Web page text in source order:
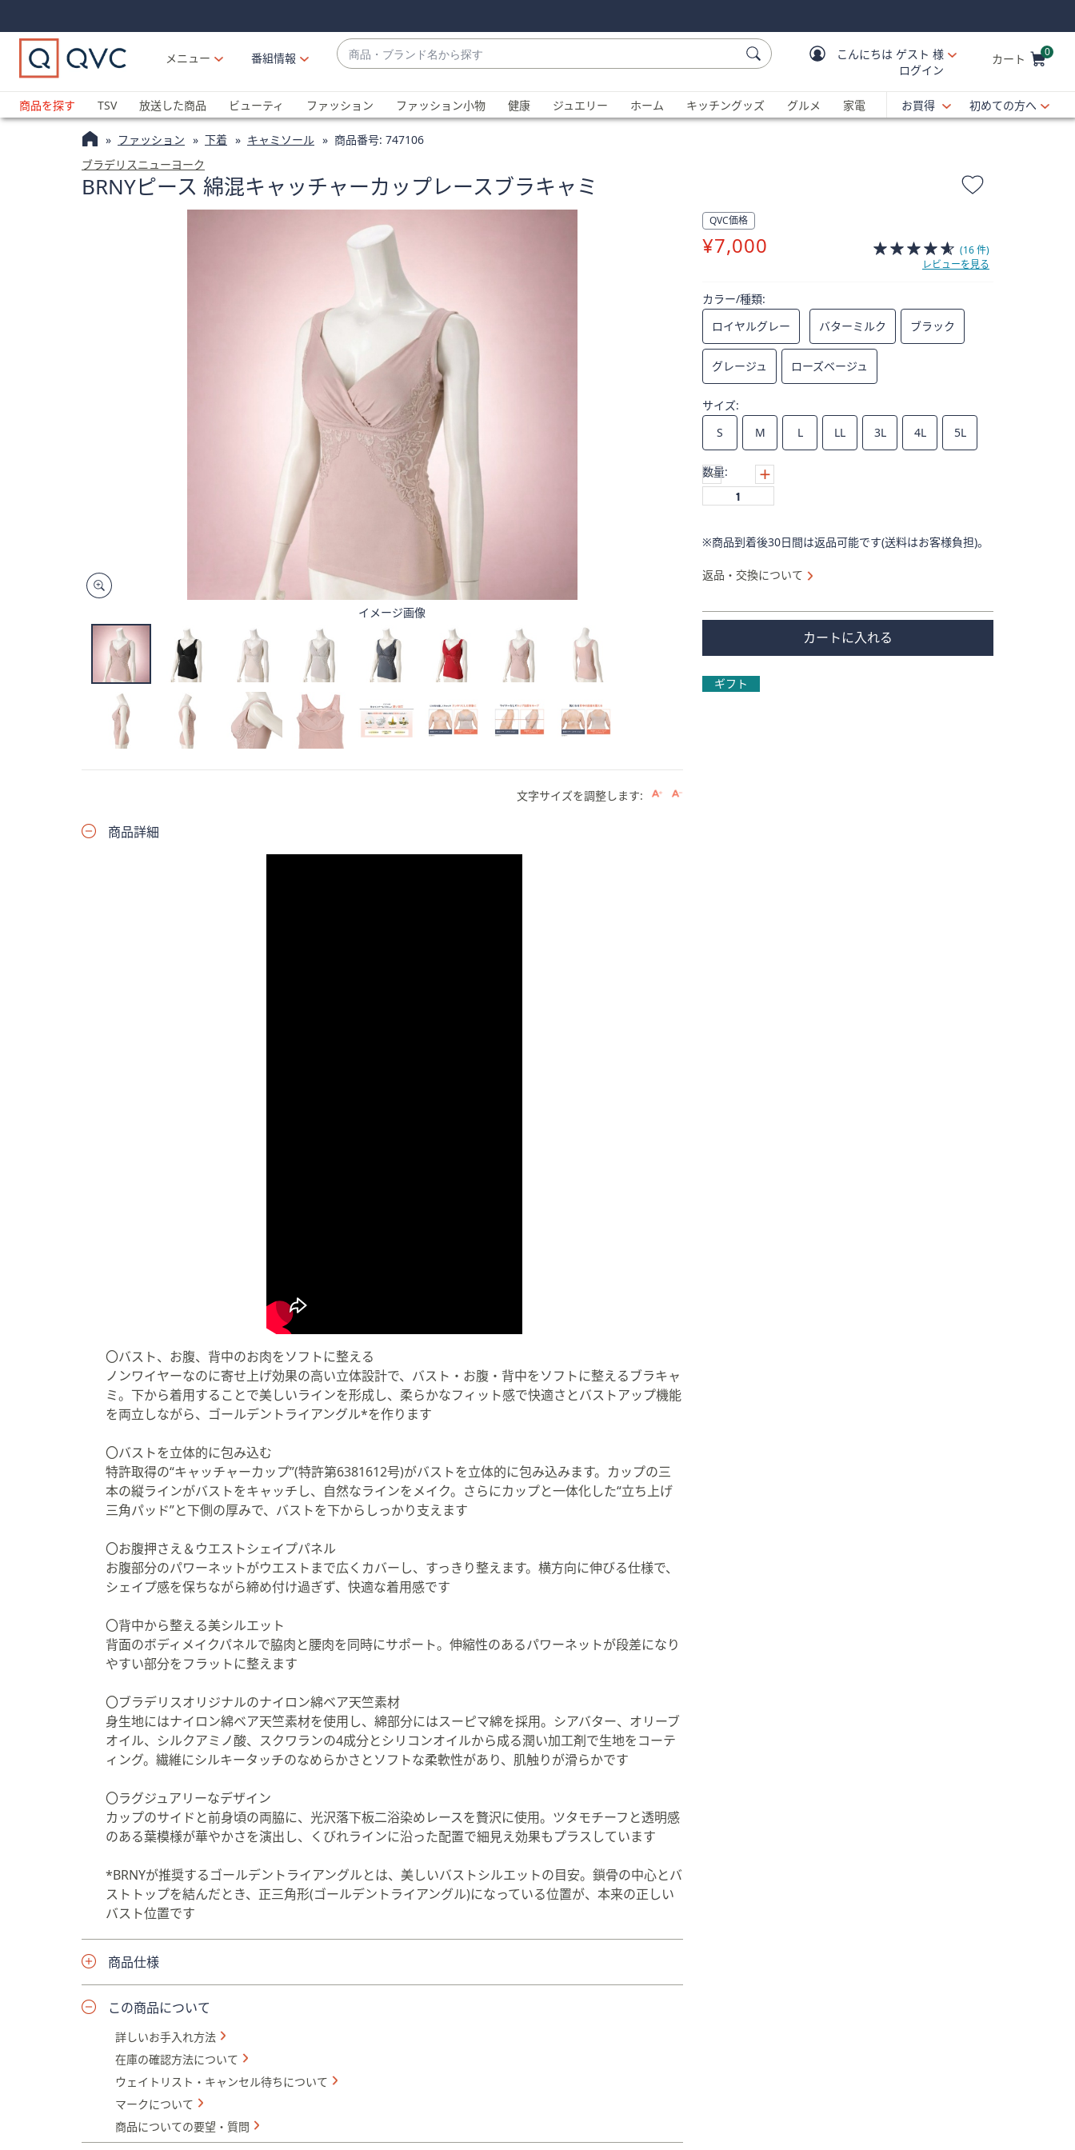
Links
Links2
メニュー
番組情報
商
品・
ラ
ン
ド
か
ら
す
補
が
利
能
な
合、
の
キ
ー
ま
た
は
タ
ス
で
ワ
イ
プ
し
て
こんにちは ゲスト 様
ログイン
カート 0
商品を探す
TSV 放送した商品 ビューティ ファッション ファッション小物 健康 ジュエリー ホーム キッチングッズ グルメ 家電 お買得 初めての方へ
ファッション 下着 キャミソール 商品番号: 747106
ブラデリスニューヨーク
BRNYピース 綿混キャッチャーカップレースブラキャミ
イメージ画像
QVC価格
削
¥7,000
(16 件)
レビューを見る
カラー/種類:
ロイヤルグレー
バターミルク ブラック
グレージュ ローズベージュ
サイズ:
S
M L LL 3L 4L 5L
数量:
※商品到着後30日間は返品可能です(送料はお客様負担)。
返品・交換について
カートに入れる
ギフト
文字サイズを調整します:
商品詳細
〇バスト、お腹、背中のお肉をソフトに整える
ノンワイヤーなのに寄せ上げ効果の高い立体設計で、バスト・お腹・背中をソフトに整えるブラキャ
ミ。下から着用することで美しいラインを形成し、柔らかなフィット感で快適さとバストアップ機能
を両立しながら、ゴールデントライアングル*を作ります
〇バストを立体的に包み込む
特許取得の“キャッチャーカップ”(特許第6381612号)がバストを立体的に包み込みます。カップの三
本の縦ラインがバストをキャッチし、自然なラインをメイク。さらにカップと一体化した“立ち上げ
三角パッド”と下側の厚みで、バストを下からしっかり支えます
〇お腹押さえ＆ウエストシェイプパネル
お腹部分のパワーネットがウエストまで広くカバーし、すっきり整えます。横方向に伸びる仕様で、
シェイプ感を保ちながら締め付け過ぎず、快適な着用感です
〇背中から整える美シルエット
背面のボディメイクパネルで脇肉と腰肉を同時にサポート。伸縮性のあるパワーネットが段差になり
やすい部分をフラットに整えます
〇ブラデリスオリジナルのナイロン綿ベア天竺素材
身生地にはナイロン綿ベア天竺素材を使用し、綿部分にはスーピマ綿を採用。シアバター、オリーブ
オイル、シルクアミノ酸、スクワランの4成分とシリコンオイルから成る潤い加工剤で生地をコーテ
ィング。繊維にシルキータッチのなめらかさとソフトな柔軟性があり、肌触りが滑らかです
〇ラグジュアリーなデザイン
カップのサイドと前身頃の両脇に、光沢落下板二浴染めレースを贅沢に使用。ツタモチーフと透明感
のある葉模様が華やかさを演出し、くびれラインに沿った配置で細見え効果もプラスしています
*BRNYが推奨するゴールデントライアングルとは、美しいバストシルエットの目安。鎖骨の中心とバ
ストトップを結んだとき、正三角形(ゴールデントライアングル)になっている位置が、本来の正しい
バスト位置です
商品仕様
この商品について
詳しいお手入れ方法
在庫の確認方法について
ウェイトリスト・キャンセル待ちについて
マークについて
商品についての要望・質問